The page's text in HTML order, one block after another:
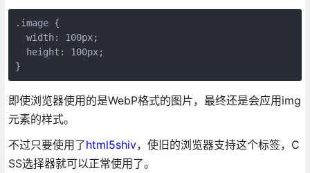
.image {
  width: 100px;
  height: 100px;
即使浏览器使用的是WebP格式的图片，最终还是会应用img
元素的样式。
不过只要使用了html5shiv，使旧的浏览器支持这个标签，C
SS选择器就可以正常使用了。